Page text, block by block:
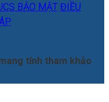
CS BẢO MẬT ĐIỀU
tính tham khảo